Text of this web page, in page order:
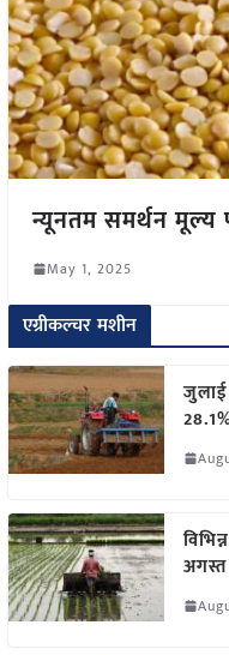
न्यूनतम समर्थन मूल्य
May 1, 2025
एग्रीकल्चर मशीन
जुलाई